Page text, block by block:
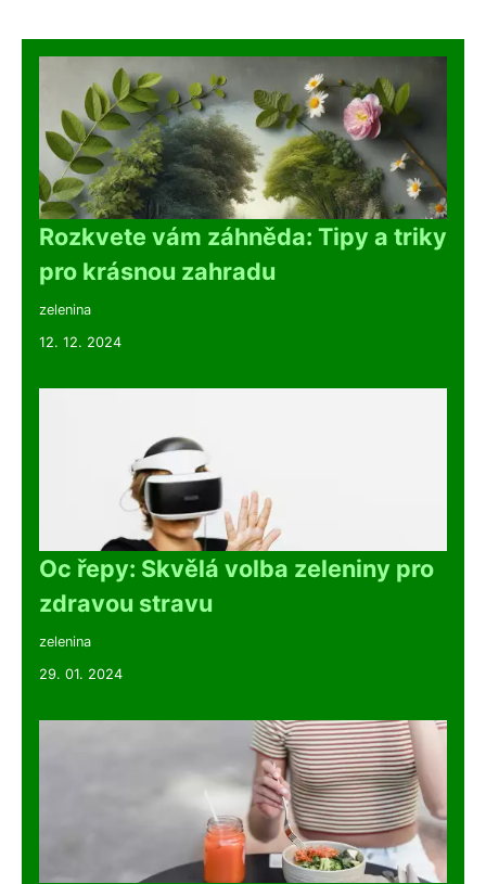
Rozkvete vám záhněda: Tipy a triky
pro krásnou zahradu
zelenina
12. 12. 2024
Oc řepy: Skvělá volba zeleniny pro
zdravou stravu
zelenina
29. 01. 2024